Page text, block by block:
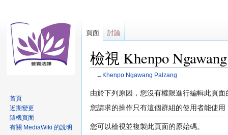
檢視 Khenpo
← Khenpo Ngawang Palzang
跳
至
覽
跳
至
尋
由於下列原因，您沒有權限進行編輯此頁面
您請求的操作只有這個群組的使用者能使用
您可以檢視並複製此頁面的原始碼。
頁面 討論
首頁
近期變更
隨機頁面
有關 MediaWiki 的說明